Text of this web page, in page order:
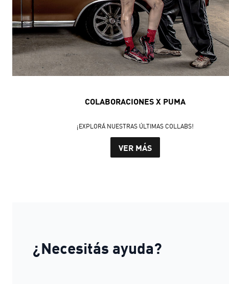
COLABORACIONES X PUMA
¡EXPLORÁ NUESTRAS ÚLTIMAS COLLABS!
VER MÁS
¿Necesitás ayuda?